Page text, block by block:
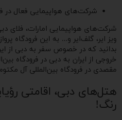
شرکت‌های هواپیمایی فعال در
شرکت‌های هواپیمایی امارات، فلای
ویز ایر، گلف‌ایر و... به این فرودگاه
بدانید که در خصوص سفر به دبی از
خروجی از ایران به دبی در فرودگاه
مقصدی در فرودگاه بین‌المللی آل
هتل‌های دبی، اقامتی
رنگ!